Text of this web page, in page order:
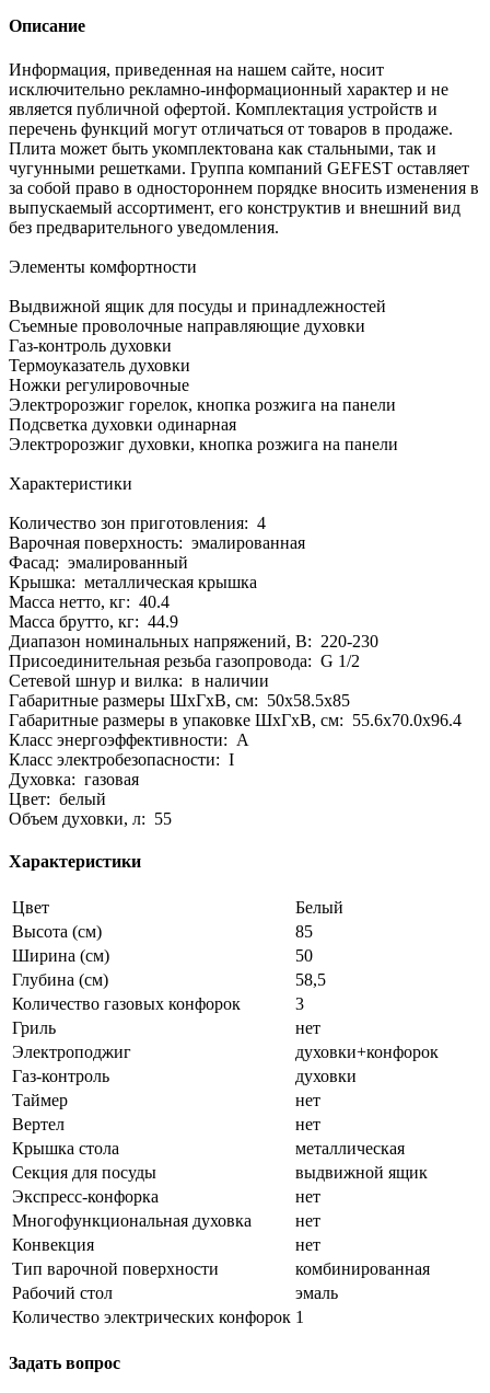
Описание
Информация, приведенная на нашем сайте, носит
исключительно рекламно-информационный характер и не
является публичной офертой. Комплектация устройств и
перечень функций могут отличаться от товаров в продаже.
Плита может быть укомплектована как стальными, так и
чугунными решетками. Группа компаний GEFEST оставляет
за собой право в одностороннем порядке вносить изменения в
выпускаемый ассортимент, его конструктив и внешний вид
без предварительного уведомления.
Элементы комфортности
Выдвижной ящик для посуды и принадлежностей
Съемные проволочные направляющие духовки
Газ-контроль духовки
Термоуказатель духовки
Ножки регулировочные
Электророзжиг горелок, кнопка розжига на панели
Подсветка духовки одинарная
Электророзжиг духовки, кнопка розжига на панели
Характеристики
Количество зон приготовления: 4
Варочная поверхность: эмалированная
Фасад: эмалированный
Крышка: металлическая крышка
Масса нетто, кг: 40.4
Масса брутто, кг: 44.9
Диапазон номинальных напряжений, В: 220-230
Присоединительная резьба газопровода: G 1/2
Сетевой шнур и вилка: в наличии
Габаритные размеры ШхГхВ, см: 50x58.5x85
Габаритные размеры в упаковке ШхГхВ, см: 55.6x70.0x96.4
Класс энергоэффективности: A
Класс электробезопасности: I
Духовка: газовая
Цвет: белый
Объем духовки, л: 55
Характеристики
Цвет
Белый
Высота (см)
85
Ширина (см)
50
Глубина (см)
58,5
Количество газовых конфорок
3
Гриль
нет
Электроподжиг
духовки+конфорок
Газ-контроль
духовки
Таймер
нет
Вертел
нет
Крышка стола
металлическая
Секция для посуды
выдвижной ящик
Экспресс-конфорка
нет
Многофункциональная духовка
нет
Конвекция
нет
Тип варочной поверхности
комбинированная
Рабочий стол
эмаль
Количество электрических конфорок 1
Задать вопрос